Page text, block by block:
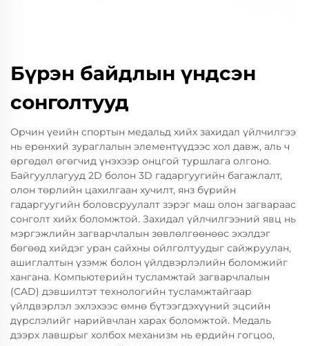
Бүрэн байдлын үндсэн
сонголтууд
Орчин үеийн спортын медальд хийх захидал үйлчилгээ
нь ерөнхий зураглалын элементүүдээс хол давж, аль ч
өргөдөл өгөгчид үнэхээр онцгой туршлага олгоно.
Байгууллагууд 2D болон 3D гадаргуугийн багажлалт,
олон төрлийн цахилгаан хучилт, янз бүрийн
гадаргуугийн боловсруулалт зэрэг маш олон загвараас
сонголт хийх боломжтой. Захидал үйлчилгээний явц нь
мэргэжлийн загварчлалын зөвлөлгөөнөөс эхэлдэг
бөгөөд хийдэг уран сайхны ойлголтуудыг сайжруулан,
ашиглалтын үзэмж болон үйлдвэрлэлийн боломжийг
хангана. Компьютерийн тусламжтай загварчлалын
(CAD) дэвшилтэт технологийн тусламжтайгаар
үйлдвэрлэл эхлэхээс өмнө бүтээгдэхүүний эцсийн
дүрслэлийг нарийвчлан харах боломжтой. Медаль
дээрх лавшрыг холбох механизм нь ердийн гогцоо,